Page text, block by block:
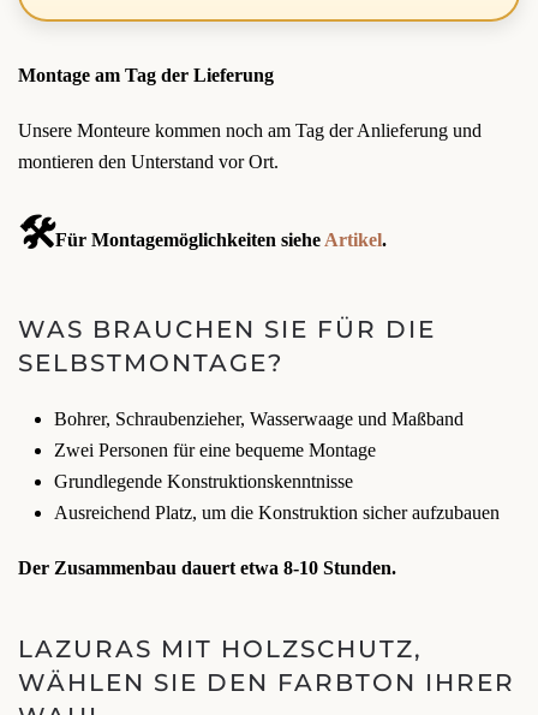
Montage am Tag der Lieferung
Unsere Monteure kommen noch am Tag der Anlieferung und
montieren den Unterstand vor Ort.
🛠️Für Montagemöglichkeiten siehe Artikel.
WAS BRAUCHEN SIE FÜR DIE
SELBSTMONTAGE?
Bohrer, Schraubenzieher, Wasserwaage und Maßband
Zwei Personen für eine bequeme Montage
Grundlegende Konstruktionskenntnisse
Ausreichend Platz, um die Konstruktion sicher aufzubauen
Der Zusammenbau dauert etwa 8-10 Stunden.
LAZURAS MIT HOLZSCHUTZ,
WÄHLEN SIE DEN FARBTON IHRER